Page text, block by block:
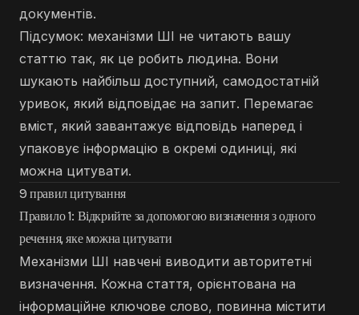
документів.
Підсумок: механізми ШІ не читають вашу
статтю так, як це робить людина. Вони
шукають найбільш доступний, самодостатній
уривок, який відповідає на запит. Перемагає
вміст, який завантажує відповідь наперед і
упаковує інформацію в окремі одиниці, які
можна цитувати.
9 правил цитування
Правило 1: Відкрийте за допомогою визначення з одного
речення, яке можна цитувати
Механізми ШІ навчені виводити авторитетні
визначення. Кожна стаття, орієнтована на
інформаційне ключове слово, повинна містити